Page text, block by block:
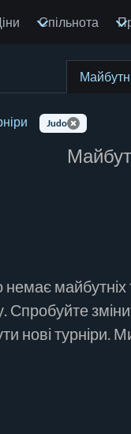
Спільнота
Judo
майбутніх
Спробуйте
нові турніри.